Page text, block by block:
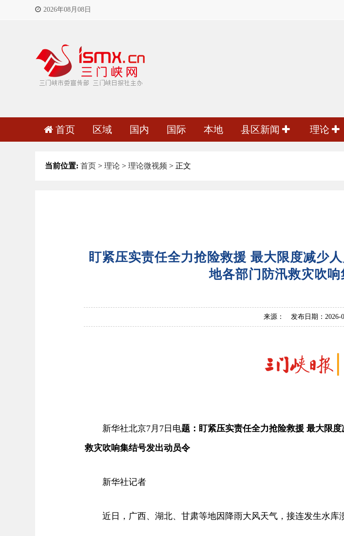
2026年08月08日
首页 区域 国内 国际 本地 县区新闻 理论
当前位置: 首页 > 理论 > 理论微视频 > 正文
盯紧压实责任全力抢险救援 最大限度减
地各部门防汛救灾吹
来源： 发布日期：
新华社北京7月7日电题：盯紧压实责任全力抢险救援 最大限
救灾吹响集结号发出动员令
新华社记者
近日，广西、湖北、甘肃等地因降雨大风天气，接连发生水库